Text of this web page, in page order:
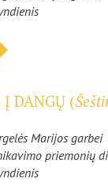
Į DANGŲ (
Marijos garbei
priemonių